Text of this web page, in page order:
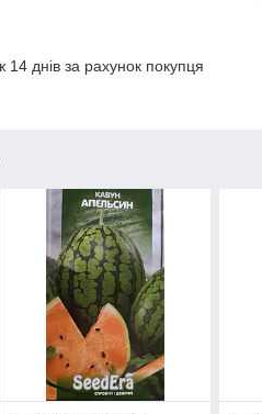
днів за рахунок покупця